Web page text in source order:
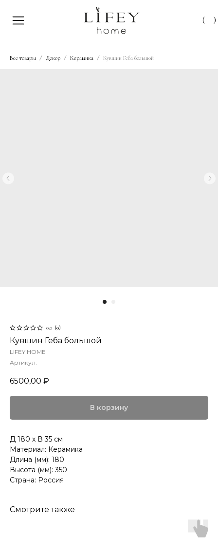
( )
Все товары Декор Керамика Кувшин Геба большой
0.0 (0)
Кувшин Геба большой
LIFEY HOME
Артикул:
6500,00 ₽
В корзину
Д 180 х В 35 см
Материал: Керамика
Длина (мм): 180
Высота (мм): 350
Страна: Россия
Смотрите также